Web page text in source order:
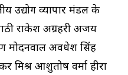
उद्योग व्यापार मंडल के
राकेश अग्रहरी अजय
मोदनवाल अवधेश सिंह
मिश्र आशुतोष वर्मा हीरा